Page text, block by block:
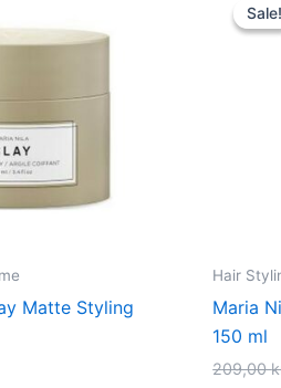
Matte Styling
Sale!
Sale!
Hair
Maria
150 ml
209,00